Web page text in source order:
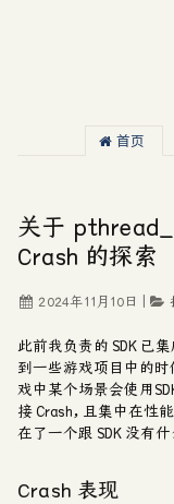
首页
关于
Crash 的探索
2024年11月10日
此前我负责的 SDK 已
到一些游戏项目中的
戏中某个场景会使用
接 Crash，且集中在性
在了一个跟 SDK 没有什
Crash 表现